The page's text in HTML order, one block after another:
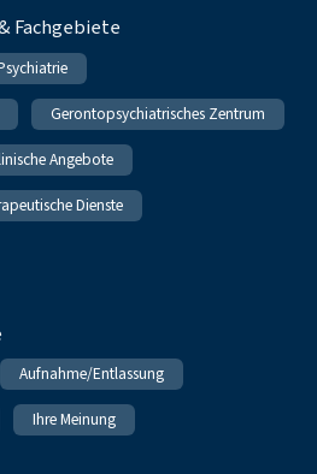
Fachgebiete
Gerontopsychiatrisches Zentrum
Angebote
Dienste
Aufnahme/Entlassung
Ihre Meinung